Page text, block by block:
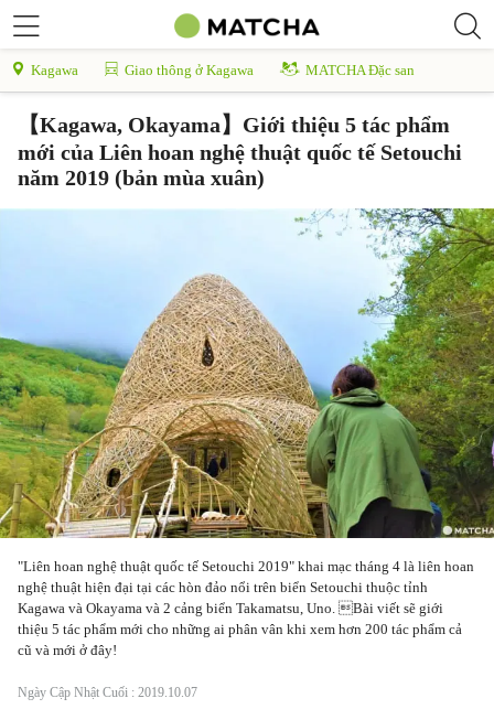
Kagawa Giao thông ở Kagawa MATCHA Đặc san
【Kagawa, Okayama】Giới thiệu 5 tác phẩm
mới của Liên hoan nghệ thuật quốc tế Setouchi
năm 2019 (bản mùa xuân)
"Liên hoan nghệ thuật quốc tế Setouchi 2019" khai mạc tháng 4 là liên hoan
nghệ thuật hiện đại tại các hòn đảo nổi trên biển Setouchi thuộc tỉnh
Kagawa và Okayama và 2 cảng biển Takamatsu, Uno. Bài viết sẽ giới
thiệu 5 tác phẩm mới cho những ai phân vân khi xem hơn 200 tác phẩm cả
cũ và mới ở đây!
Ngày Cập Nhật Cuối : 2019.10.07